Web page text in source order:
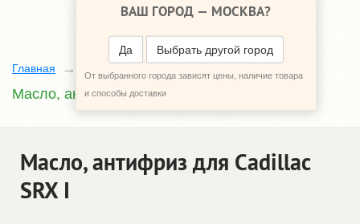
ВАШ ГОРОД — МОСКВА?
Да Выбрать другой город
От выбранного города зависят цены, наличие товара
и способы доставки
Главная
Масло, антифриз
Масло, антифриз для Cadillac
SRX І